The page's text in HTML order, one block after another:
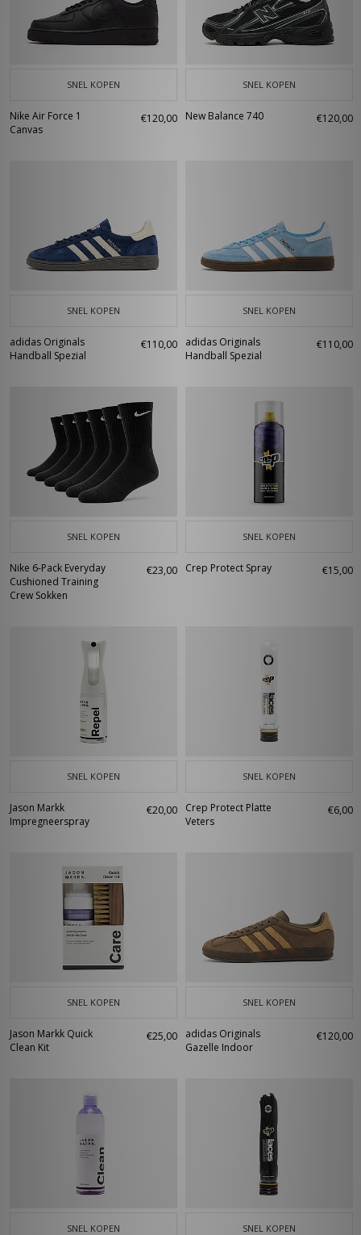
SNEL KOPEN
Nike Air Force 1
Canvas
€120,00
SNEL KOPEN
New Balance 740 €120,00
SNEL KOPEN
adidas Originals
Handball Spezial
€110,00
SNEL KOPEN
adidas Originals
Handball Spezial
€110,00
SNEL KOPEN
Nike 6-Pack Everyday
Cushioned Training
Crew Sokken
€23,00
SNEL KOPEN
Crep Protect Spray €15,00
SNEL KOPEN
Jason Markk
Impregneerspray
€20,00
SNEL KOPEN
Crep Protect Platte
Veters
€6,00
SNEL KOPEN
Jason Markk Quick
Clean Kit
€25,00
SNEL KOPEN
adidas Originals
Gazelle Indoor
€120,00
SNEL KOPEN SNEL KOPEN